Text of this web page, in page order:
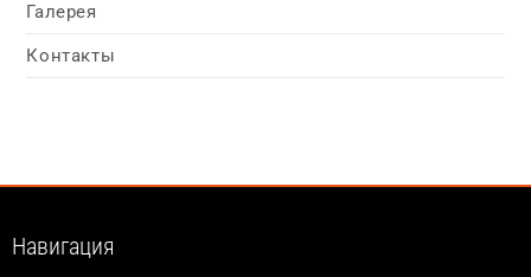
Галерея
Контакты
Навигация